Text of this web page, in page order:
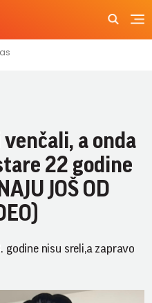
a onda
22 godine
JOŠ OD
godine nisu sreli,a zapravo